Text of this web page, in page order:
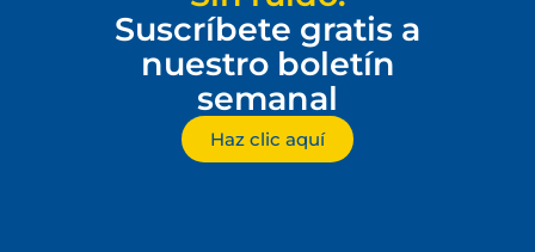
Suscríbete gratis a
nuestro boletín
semanal
Haz clic aquí